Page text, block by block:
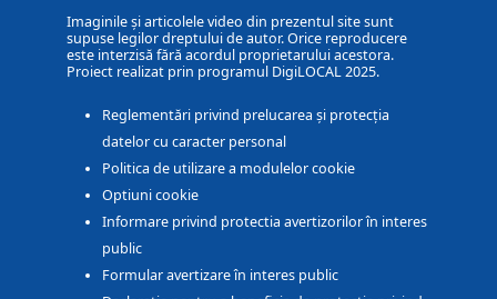
Imaginile și articolele video din prezentul site sunt
supuse legilor dreptului de autor. Orice reproducere
este interzisă fără acordul proprietarului acestora.
Proiect realizat prin programul DigiLOCAL 2025.
Reglementări privind prelucarea și protecția
datelor cu caracter personal
Politica de utilizare a modulelor cookie
Optiuni cookie
Informare privind protectia avertizorilor în interes
public
Formular avertizare în interes public